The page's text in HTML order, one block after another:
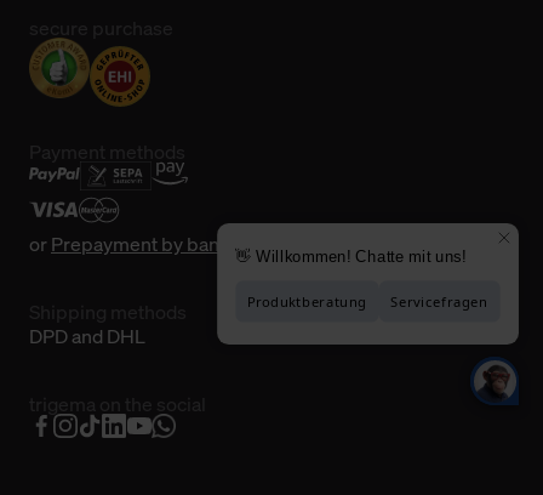
orPrepayment by bank transfer
DPD and DHL